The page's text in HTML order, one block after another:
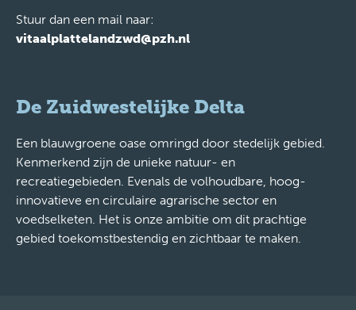
Stuur dan een mail naar:
vitaalplattelandzwd@pzh.nl
De Zuidwestelijke Delta
Een blauwgroene oase omringd door stedelijk gebied.
Kenmerkend zijn de unieke natuur- en
recreatiegebieden. Evenals de volhoudbare, hoog-
innovatieve en circulaire agrarische sector en
voedselketen. Het is onze ambitie om dit prachtige
gebied toekomstbestendig en zichtbaar te maken.